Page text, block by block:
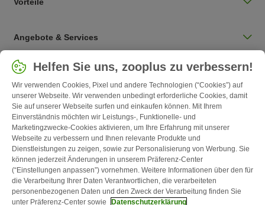
Angebote & Services
Land auswählen
Deutschland / DE
Follow zooplus
Helfen Sie uns, zooplus zu verbessern!
Wir verwenden Cookies, Pixel und andere Technologien (“Cookies”) auf
unserer Webseite. Wir verwenden unbedingt erforderliche Cookies, damit
Sie auf unserer Webseite surfen und einkaufen können. Mit Ihrem
Einverständnis möchten wir Leistungs-, Funktionelle- und
Marketingzwecke-Cookies aktivieren, um Ihre Erfahrung mit unserer
Webseite zu verbessern und Ihnen relevante Produkte und
Dienstleistungen zu zeigen, sowie zur Personalisierung von Werbung. Sie
können jederzeit Änderungen in unserem Präferenz-Center
(“Einstellungen anpassen”) vornehmen. Weitere Informationen über den für
die Verarbeitung Ihrer Daten Verantwortlichen, die verarbeiteten
personenbezogenen Daten und den Zweck der Verarbeitung finden Sie
unter Präferenz-Center sowie
Datenschutzerklärung